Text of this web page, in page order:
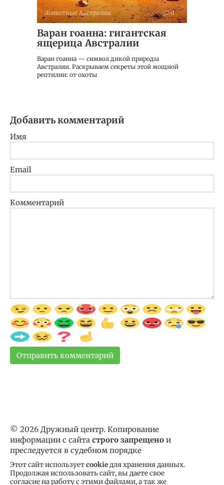
Животные Австралии 0
Варан гоанна: гигантская
ящерица Австралии
Варан гоанна — символ дикой природы
Австралии. Раскрываем секреты этой мощной
рептилии: от охоты
Добавить комментарий
Имя
Email
Комментарий
© 2026 Дружный центр. Копирование
информации с сайта строго запрещено и
преследуется в судебном порядке
Этот сайт используетcookieдля хранения данных.
Продолжая использовать сайт, вы даете свое
согласие на работу с этими файлами, а так же